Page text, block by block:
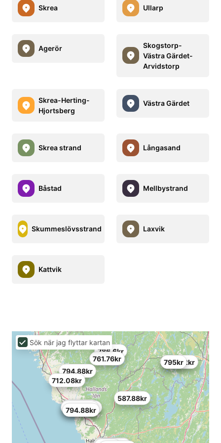
Skrea Ullarp
Agerör
Skogstorp-
Västra Gärdet-
Arvidstorp
Skrea-Herting-
Hjortsberg
Västra Gärdet
Skrea strand Långasand
Båstad Mellbystrand
Skummeslövsstrand Laxvik
Kattvik
587.88kr
695.52kr
695.52kr
695.52kr
712.08kr
761.76kr
786.6kr
794.88kr
794.88kr
795kr
844.56kr
Sök när jag flyttar kartan